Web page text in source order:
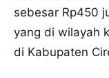
sebesar Rp450
yang di wilayah
di Kabupaten